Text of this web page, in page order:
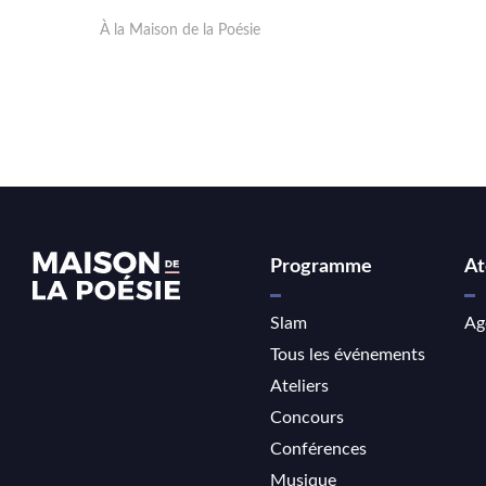
À la Maison de la Poésie
Programme
Slam
Tous les événements
Ateliers
Concours
Conférences
Musique